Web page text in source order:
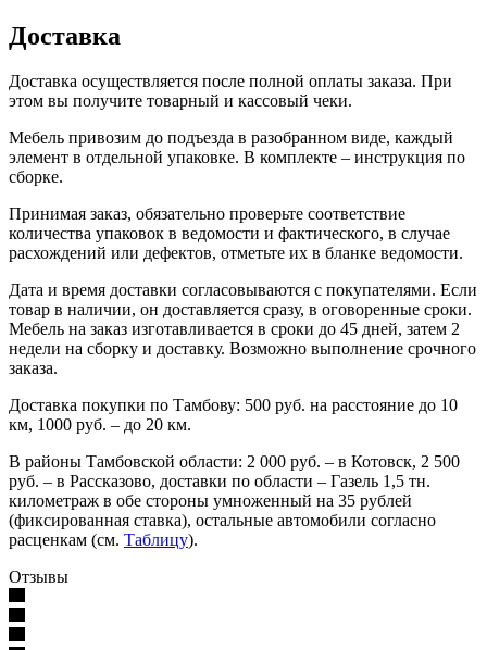
Доставка
Доставка осуществляется после полной оплаты заказа. При
этом вы получите товарный и кассовый чеки.
Мебель привозим до подъезда в разобранном виде, каждый
элемент в отдельной упаковке. В комплекте – инструкция по
сборке.
Принимая заказ, обязательно проверьте соответствие
количества упаковок в ведомости и фактического, в случае
расхождений или дефектов, отметьте их в бланке ведомости.
Дата и время доставки согласовываются с покупателями. Если
товар в наличии, он доставляется сразу, в оговоренные сроки.
Мебель на заказ изготавливается в сроки до 45 дней, затем 2
недели на сборку и доставку. Возможно выполнение срочного
заказа.
Доставка покупки по Тамбову: 500 руб. на расстояние до 10
км, 1000 руб. – до 20 км.
В районы Тамбовской области: 2 000 руб. – в Котовск, 2 500
руб. – в Рассказово, доставки по области – Газель 1,5 тн.
километраж в обе стороны умноженный на 35 рублей
(фиксированная ставка), остальные автомобили согласно
расценкам (см. Таблицу).
Отзывы